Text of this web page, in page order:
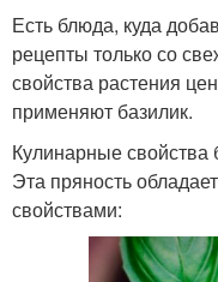
Есть блюда, куда
рецепты только со
свойства растения
применяют базилик.
Кулинарные свойства
Эта пряность
свойствами: